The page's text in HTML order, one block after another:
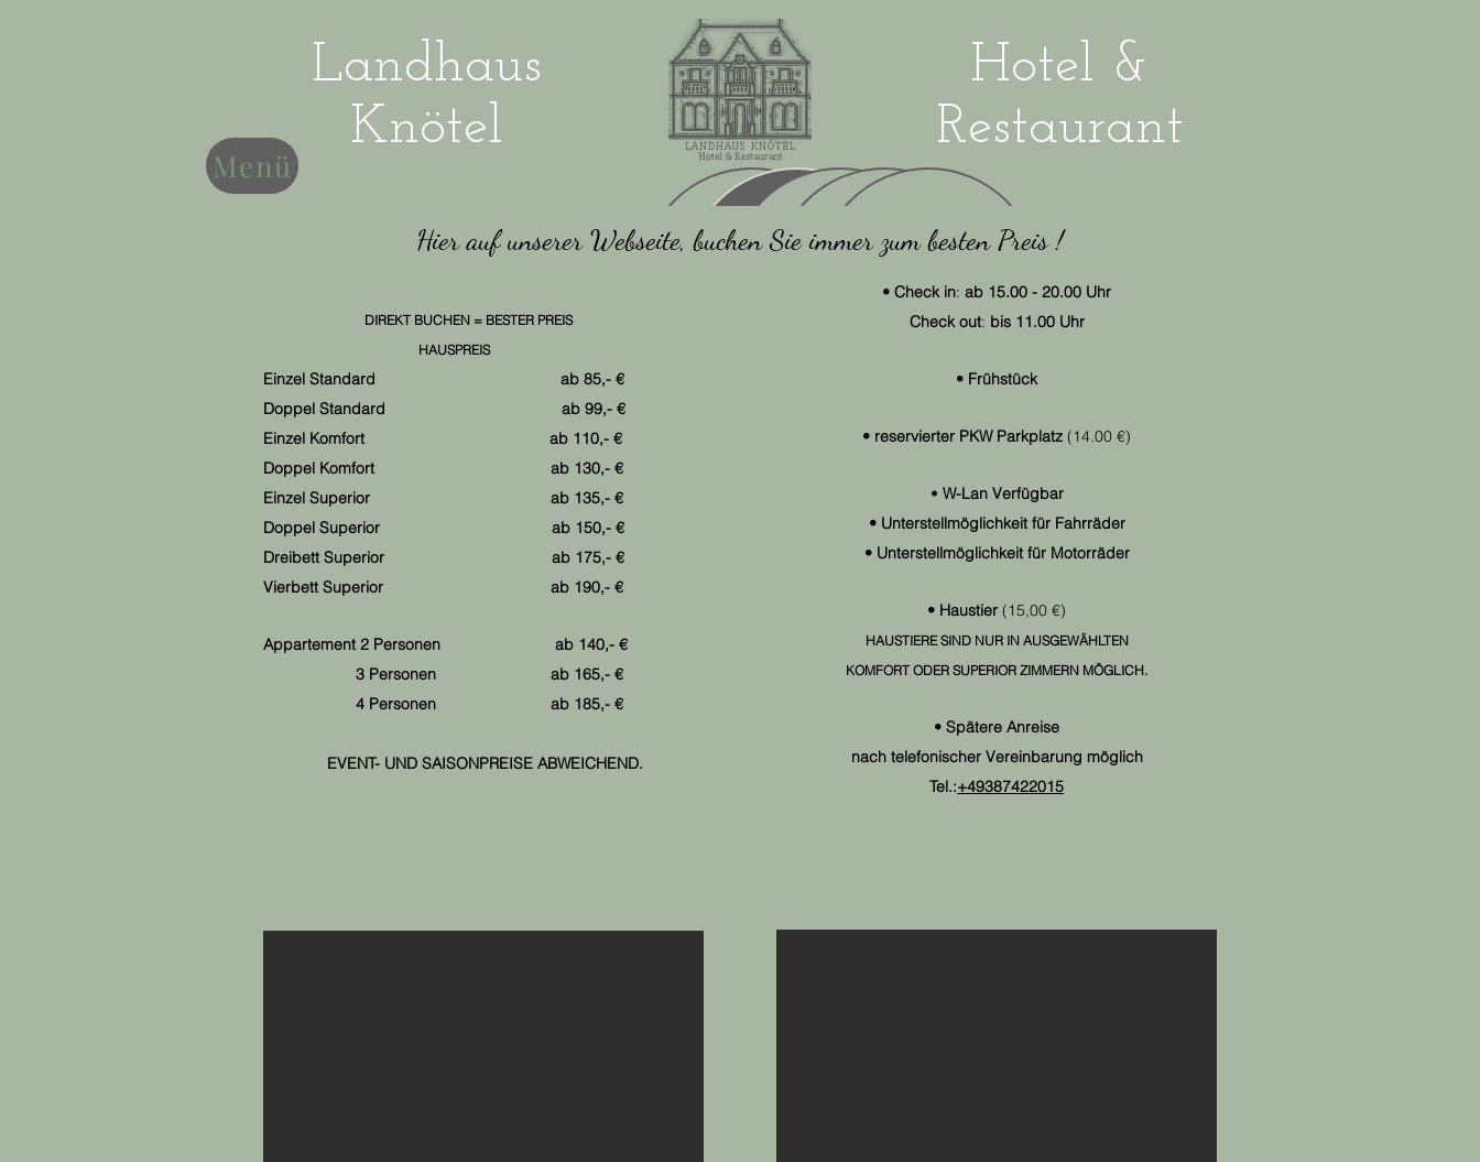
Menü
Landhaus
Knötel
Hotel &
Restaurant
Hier auf unserer Webseite, buchen Sie immer zum besten Preis !
DIREKT BUCHEN = BESTER PREIS
HAUSPREIS
Einzel Standard ab 85,- €
Doppel Standard ab 99,- €
Einzel Komfort ab 110,- €
Doppel Komfort ab 130,- €
Einzel Superior ab 135,- €
Doppel Superior ab 150,- €
Dreibett Superior ab 175,- €
Vierbett Superior ab 190,- €
Appartement 2 Personen ab 140,- €
3 Personen ab 165,- €
4 Personen ab 185,- €
EVENT- UND SAISONPREISE ABWEICHEND.
• Check in: ab 15.00 - 20.00 Uhr
Check out: bis 11.00 Uhr
• Frühstück
• reservierter PKW Parkplatz (14.00 €)
• W-Lan Verfügbar
• Unterstellmöglichkeit für Fahrräder
• Unterstellmöglichkeit für Motorräder
• Haustier (15,00 €)
HAUSTIERE SIND NUR IN AUSGEWÄHLTEN
KOMFORT ODER SUPERIOR ZIMMERN MÖGLICH.
• Spätere Anreise
nach telefonischer Vereinbarung möglich
Tel.:+49387422015